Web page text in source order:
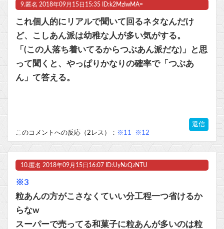
9. 匿名 2018年09月15日15:35 ID:k2MzIwMA=
これ個人的にリアルで聞いて回るネタなんだけ
ど、こしあん派は幼稚な人が多い気がする。
「(この人落ち着いてるからつぶあん派だな)」と思
って聞くと、やっぱりかなりの確率で「つぶあ
ん」て答える。
返信
このコメントへの反応（2レス）： ※11 ※12
10. 匿名 2018年09月15日16:07 ID:UyNzQzNTU
※3
粒あんの方がこさなくていい分工程一つ省けるか
らなw
スーパーで売ってる和菓子に粒あんが多いのは粒